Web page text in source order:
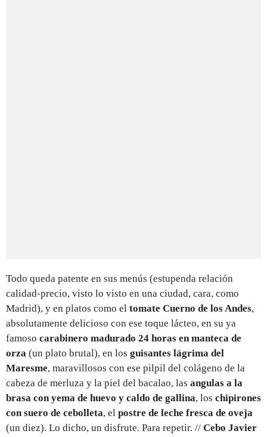
Todo queda patente en sus menús (estupenda relación
calidad-precio, visto lo visto en una ciudad, cara, como
Madrid), y en platos como el tomate Cuerno de los Andes,
absolutamente delicioso con ese toque lácteo, en su ya
famoso carabinero madurado 24 horas en manteca de
orza (un plato brutal), en los guisantes lágrima del
Maresme, maravillosos con ese pilpil del colágeno de la
cabeza de merluza y la piel del bacalao, las angulas a la
brasa con yema de huevo y caldo de gallina, los chipirones
con suero de cebolleta, el postre de leche fresca de oveja
(un diez). Lo dicho, un disfrute. Para repetir. // Cebo Javier